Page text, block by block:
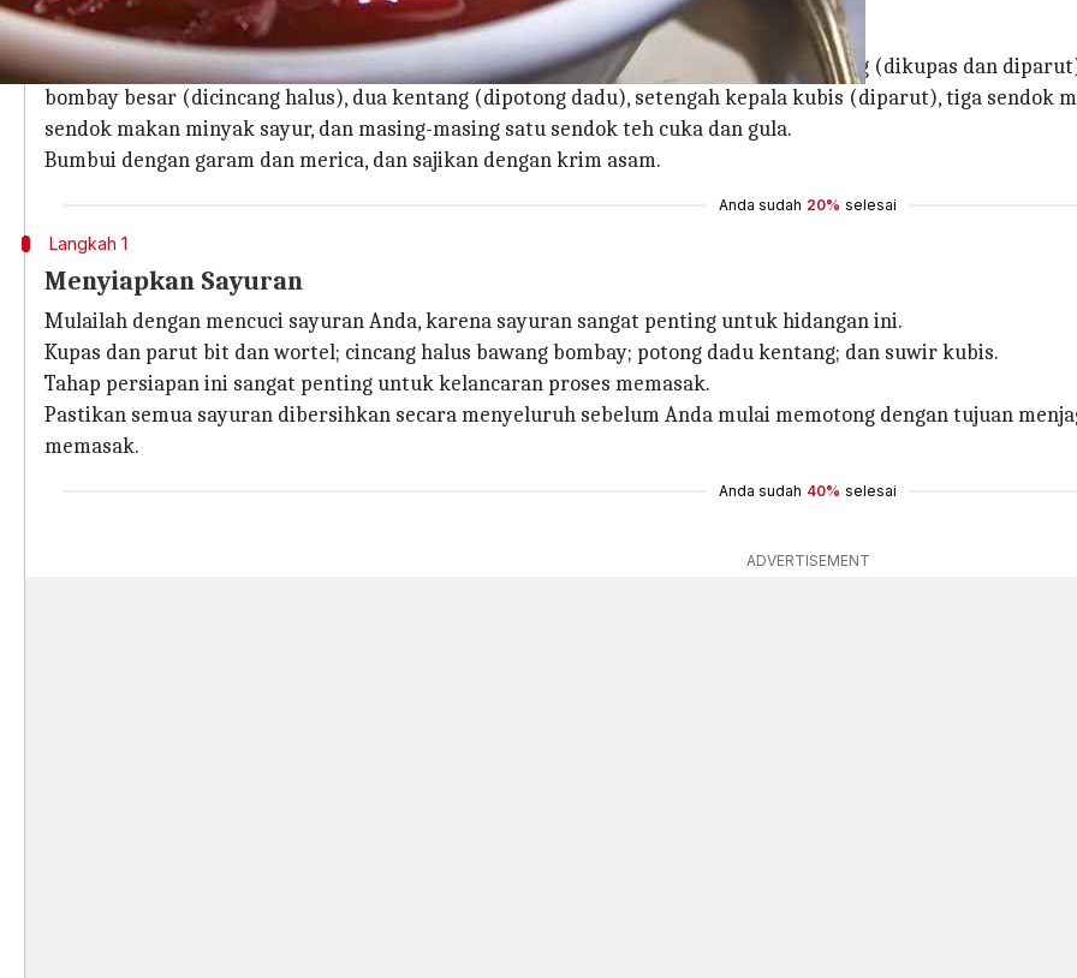
Sediakan Bahan-Bahan Berikut Ini
Untuk resepBorschtvegetarian ini, Anda membutuhkan tiga buah bit berukuran sedang (dikupas dan
bombay besar (dicincang halus), dua kentang (dipotong dadu), setengah kepala kubis (diparut), tiga sendok
sendok makan minyak sayur, dan masing-masing satu sendok teh cuka dan gula.
Bumbui dengan garam dan merica, dan sajikan dengan krim asam.
Anda sudah 20% selesai
Langkah 1
Menyiapkan Sayuran
Mulailah dengan mencuci sayuran Anda, karena sayuran sangat penting untuk hidangan ini.
Kupas dan parut bit dan wortel; cincang halus bawang bombay; potong dadu kentang; dan suwir kubis.
Tahap persiapan ini sangat penting untuk kelancaran proses memasak.
Pastikan semua sayuran dibersihkan secara menyeluruh sebelum Anda mulai memotong dengan tujuan
memasak.
Anda sudah 40% selesai
ADVERTISEMENT